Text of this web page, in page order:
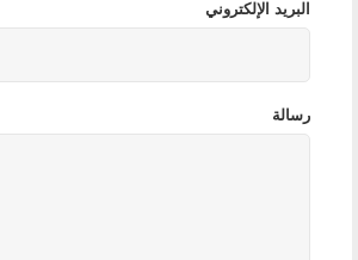
البريد الإلكتروني
رسالة